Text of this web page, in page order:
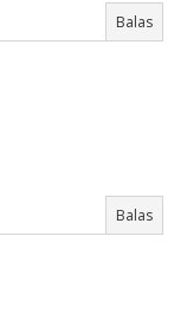
Balas
Balas